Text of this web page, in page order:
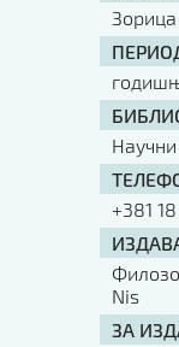
+381
Nis
ЗА